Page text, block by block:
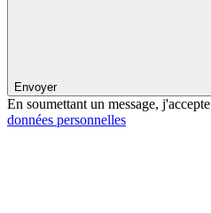
Envoyer
En soumettant un message, j'accepte
données personnelles